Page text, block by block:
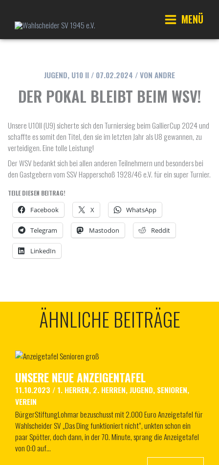
springen
Main
MENÜ
JUGEND, U10 II / 07.02.2024 / VON ANDRE
DER POKAL BLEIBT BEIM WSV!
Unsere U10II (U9) sicherte sich den Turniersieg beim GallierCup 2024 und
schaffte es somit den Titel, den sie im letzten Jahr als U8 gewannen, zu
verteidigen. Eine tolle Leistung!
Der WSV bedankt sich bei allen anderen Teilnehmern und besonders bei
den Gastgebern vom SSV Happerschoß 1928/46 e.V. für ein super Turnier.
TEILE DIESEN BEITRAG!
Facebook X WhatsApp
Telegram Mastodon Reddit
LinkedIn
ÄHNLICHE BEITRÄGE
UNSERE NEUE ANZEIGENTAFEL
11.10.2023 / 1. HERREN, 2. HERREN,JUGEND, SENIOREN,
VEREIN
BürgerStiftungLohmar bezuschusst mit 2.000 Euro Anzeigetafel für
Wahlscheider SV „Das Ding funktioniert nicht“, unkten schon ein
paar Spötter, doch dann, in der 70. Minute, sprang die Anzeigetafel
von 0:0 auf…